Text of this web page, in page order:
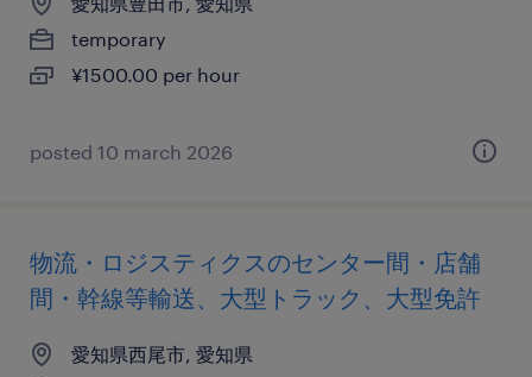
temporary
¥1500.00 per hour
posted 10 march 2026
物流・ロジスティクスのセンター間・店舗
間・幹線等輸送、大型トラック、大型免許
愛知県西尾市, 愛知県